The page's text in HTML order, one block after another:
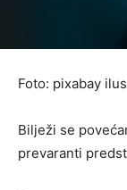
Foto: pixabay
Bilježi se
prevaranti